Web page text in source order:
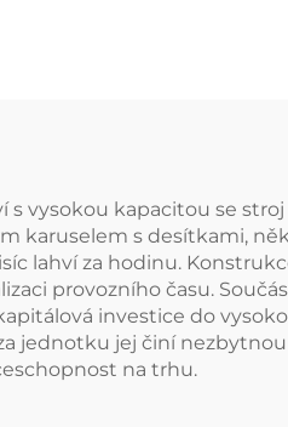
s vysokou kapacitou se
karuselem s desítkami,
lahví za hodinu.
provozního času.
investice do
jednotku jej činí
na trhu.